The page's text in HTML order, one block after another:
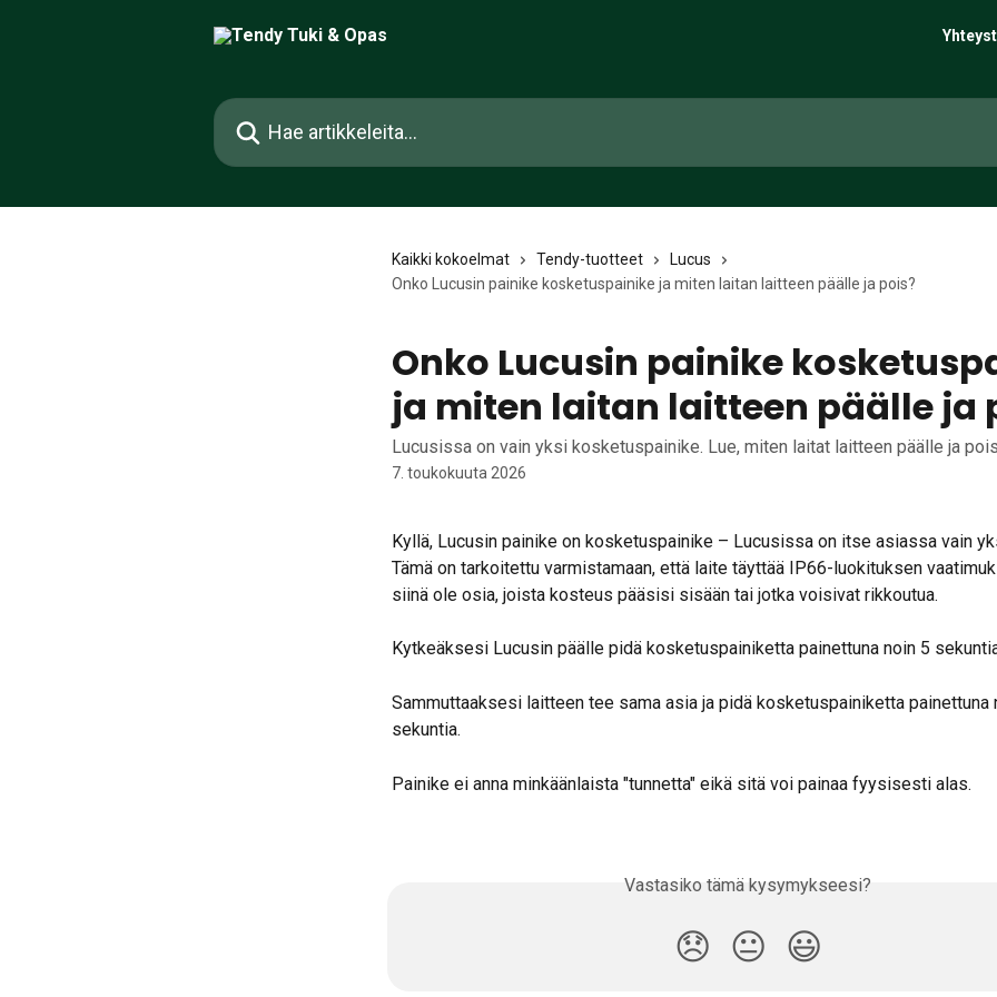
Hae artikkeleita...
Kaikki kokoelmat Tendy-tuotteet
Lucus
Onko Lucusin painike kosketuspainike ja miten laitan laitteen päälle ja pois?
Onko Lucusin painike
ja miten laitan laitteen päälle ja
Lucusissa on vain yksi kosketuspainike. Lue, miten laitat laitteen päälle ja
7. toukokuuta 2026
Kyllä, Lucusin painike on kosketuspainike – Lucusissa on itse asiassa vain
Tämä on tarkoitettu varmistamaan, että laite täyttää IP66-luokituksen
siinä ole osia, joista kosteus pääsisi sisään tai jotka voisivat rikkoutua.
Kytkeäksesi Lucusin päälle pidä kosketuspainiketta painettuna noin 5
Sammuttaaksesi laitteen tee sama asia ja pidä kosketuspainiketta painettuna
sekuntia.
Painike ei anna minkäänlaista "tunnetta" eikä sitä voi painaa fyysisesti alas.
Vastasiko tämä kysymykseesi?
😞 😐 😃